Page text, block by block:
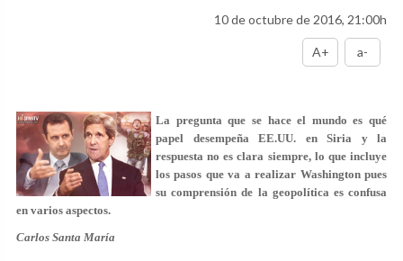
10 de octubre de 2016, 21:00h
A+ a-
La pregunta que se hace el mundo es qué
papel desempeña EE.UU. en Siria y la
respuesta no es clara siempre, lo que incluye
los pasos que va a realizar Washington pues
su comprensión de la geopolítica es confusa
en varios aspectos.
Carlos Santa María